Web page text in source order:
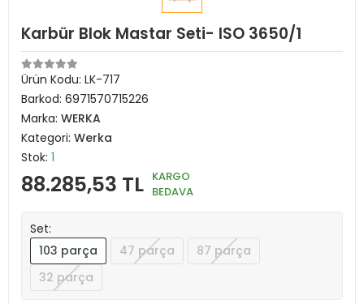
Karbür Blok Mastar Seti- ISO 3650/1
Ürün Kodu: LK-717
Barkod: 6971570715226
Marka: WERKA
Kategori: Werka
Stok: 1
88.285,53 TL KARGO
BEDAVA
Set:
103 parça
47 parça
87 parça
32 parça